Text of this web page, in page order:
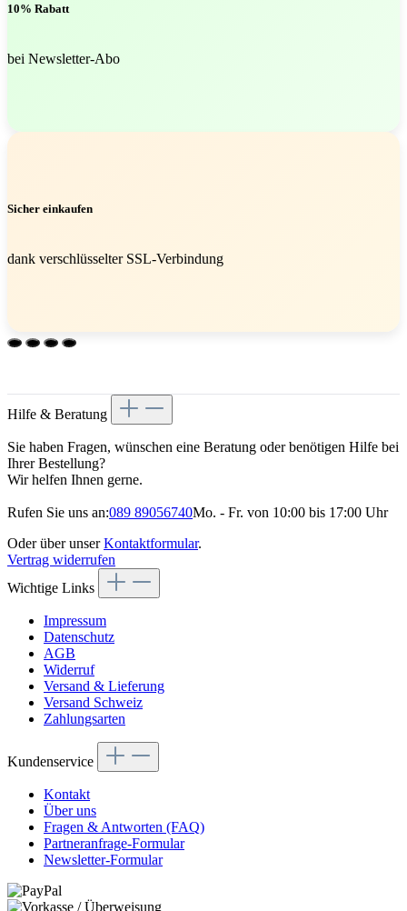
10% Rabatt
bei Newsletter-Abo
Sicher einkaufen
dank verschlüsselter SSL-Verbindung
Hilfe & Beratung
Sie haben Fragen, wünschen eine Beratung oder benötigen Hilfe bei
Ihrer Bestellung?
Wir helfen Ihnen gerne.
Rufen Sie uns an:089 89056740Mo. - Fr. von 10:00 bis 17:00 Uhr
Oder über unserKontaktformular.
Vertrag widerrufen
Wichtige Links
Impressum
Datenschutz
AGB
Widerruf
Versand & Lieferung
Versand Schweiz
Zahlungsarten
Kundenservice
Kontakt
Über uns
Fragen & Antworten (FAQ)
Partneranfrage-Formular
Newsletter-Formular